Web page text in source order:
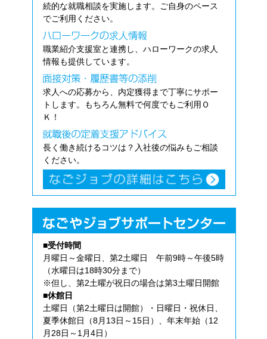
続的な就職相談を実施します。ご自身のペース
でご利用ください。
職業紹介支援室と連携し、ハローワークの求人
情報も提供しています。
求人への応募から、内定獲得まで丁寧にサポー
トします。もちろん無料で何度でもご利用Ｏ
Ｋ！
長く働き続けるコツは？入社後の悩みもご相談
ください。
■受付時間
月曜日～金曜日、第2土曜日 午前9時～午後5時
（水曜日は18時30分まで）
※但し、第2土曜が祝日の場合は第3土曜日開館
■休館日
土曜日（第2土曜日は開館）・日曜日・祝休日、
夏季休館日（8月13日～15日）、年末年始（12
月28日～1月4日）